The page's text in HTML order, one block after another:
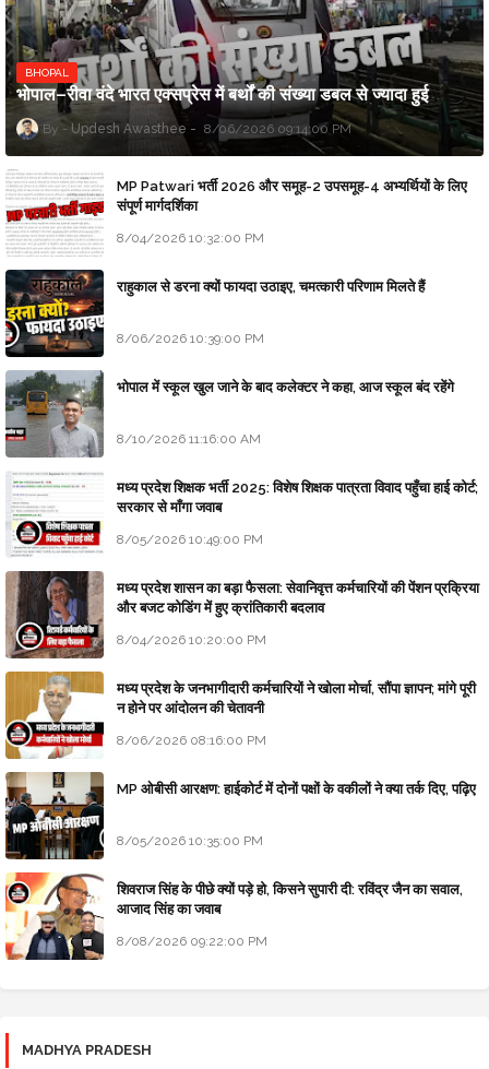
BHOPAL
भोपाल–रीवा वंदे भारत एक्सप्रेस में बर्थों की संख्या डबल से ज्यादा हुई
Updesh Awasthee 8/06/2026 09:14:00 PM
MP Patwari भर्ती 2026 और समूह-2 उपसमूह-4 अभ्यर्थियों के लिए
संपूर्ण मार्गदर्शिका
8/04/2026 10:32:00 PM
राहुकाल से डरना क्यों फायदा उठाइए, चमत्कारी परिणाम मिलते हैं
8/06/2026 10:39:00 PM
भोपाल में स्कूल खुल जाने के बाद कलेक्टर ने कहा, आज स्कूल बंद रहेंगे
8/10/2026 11:16:00 AM
मध्य प्रदेश शिक्षक भर्ती 2025: विशेष शिक्षक पात्रता विवाद पहुँचा हाई कोर्ट;
सरकार से माँगा जवाब
8/05/2026 10:49:00 PM
मध्य प्रदेश शासन का बड़ा फैसला: सेवानिवृत्त कर्मचारियों की पेंशन प्रक्रिया
और बजट कोडिंग में हुए क्रांतिकारी बदलाव
8/04/2026 10:20:00 PM
मध्य प्रदेश के जनभागीदारी कर्मचारियों ने खोला मोर्चा, सौंपा ज्ञापन; मांगे पूरी
न होने पर आंदोलन की चेतावनी
8/06/2026 08:16:00 PM
MP ओबीसी आरक्षण: हाईकोर्ट में दोनों पक्षों के वकीलों ने क्या तर्क दिए, पढ़िए
8/05/2026 10:35:00 PM
शिवराज सिंह के पीछे क्यों पड़े हो, किसने सुपारी दी: रविंद्र जैन का सवाल,
आजाद सिंह का जवाब
8/08/2026 09:22:00 PM
MADHYA PRADESH